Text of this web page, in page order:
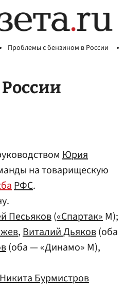
Проблемы с бензином в России
Юрия
на товарищескую
РФС.
Песьяков(«Спартак»М);
,Виталий Дьяков(оба
(оба — «Динамо» М),
Никита Бурмистров